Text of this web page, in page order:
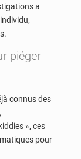
a
piéger
connus des
», ces
pour